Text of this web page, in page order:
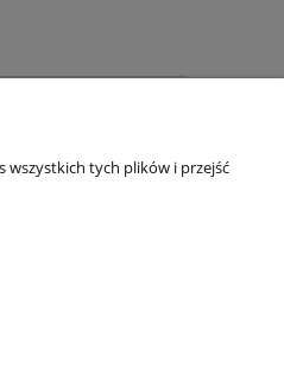
wszystkich tych plików i przejść